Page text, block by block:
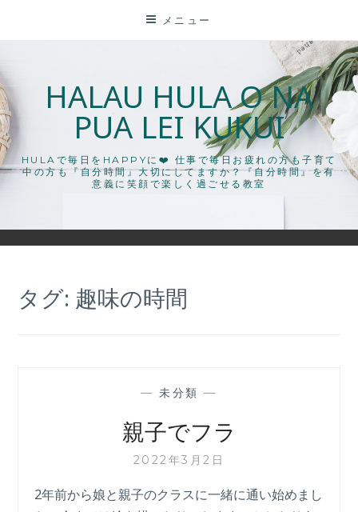
ン
ツ
に
ス
キ
メニュー
HALAU HULA O NA
PUA LEI KUKUI
HULAで毎日をHAPPYに❤️ 仕事で毎日お疲れの方も子育て
中の方も『自分時間』大切にしてますか？『自分時間』を有
意義に笑顔で楽しく過ごせる教室
タグ: 趣味の時間
—未分類 —
親子でフラ
2022年3月2日
2年前から娘と親子のクラスに一緒に通い始めまし